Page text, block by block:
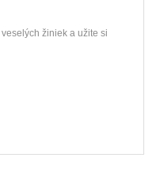
veselých žiniek a užite si